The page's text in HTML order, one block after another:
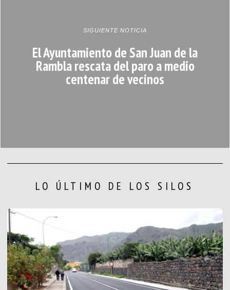
SIGUIENTE NOTICIA
El Ayuntamiento de San Juan de la
Rambla rescata del paro a medio
centenar de vecinos
LO ÚLTIMO DE LOS SILOS